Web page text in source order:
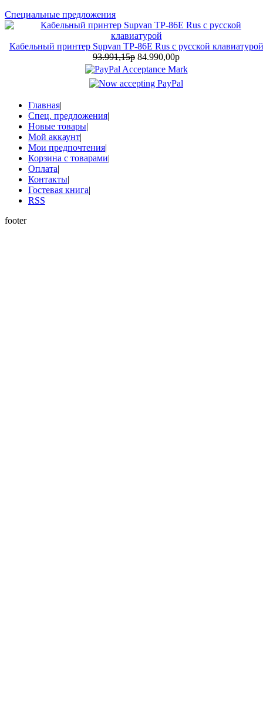
Специальные предложения
Кабельный принтер Supvan TP-86E Rus с русской клавиатурой
93.991,15р 84.990,00р
Главная|
Спец. предложения|
Новые товары|
Мой аккаунт|
Мои предпочтения|
Корзина с товарами|
Оплата|
Контакты|
Гостевая книга|
RSS
footer